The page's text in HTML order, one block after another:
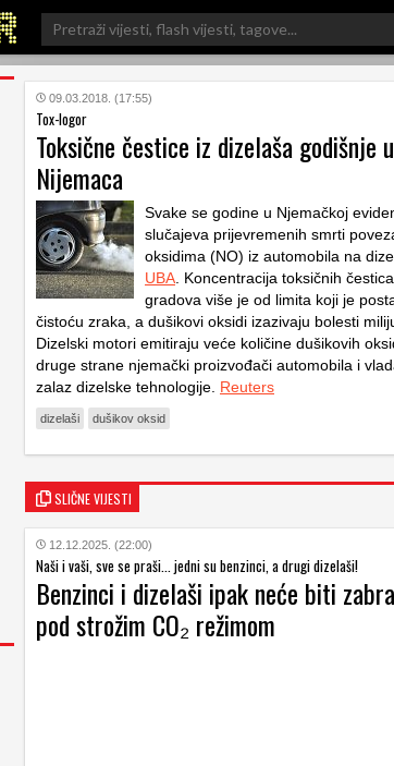
Search
for:
09.03.2018. (17:55)
Tox-logor
Toksične čestice iz dizelaša godišnje
Nijemaca
Svake se godine u Njemačkoj
slučajeva prijevremenih smrti
oksidima (NO) iz automobila na
UBA . Koncentracija toksičnih
gradova više je od limita koji je
čistoću zraka, a dušikovi oksidi izazivaju bolesti
Dizelski motori emitiraju veće količine dušikovih
druge strane njemački proizvođači automobila i
zalaz dizelske tehnologije. Reuters
dizelaši dušikov oksid
SLIČNE VIJESTI
12.12.2025. (22:00)
Naši i vaši, sve se praši... jedni su benzinci, a drugi dizelaši!
Benzinci i dizelaši ipak neće biti
pod strožim CO₂ režimom